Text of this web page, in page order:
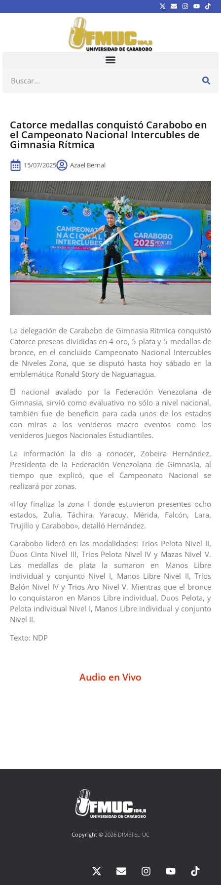
Catorce medallas conquistó Carabobo en
el Campeonato Nacional Intercubles de
Gimnasia Rítmica
15/07/2025 Azael Bernal
La delegación de Carabobo de Gimnasia Rítmica conquistó
Catorce preseas divididas en 4 oro, 5 plata y 5 medallas de
bronce, en el concluido Campeonato Nacional Intercubles
de Niveles Zona, que se disputó hasta hoy sábado en la
emblemática Ronald Story de Naguanagua.
El nacional avalado por la Federación Venezolana de
Gimnasia, sirvió como evaluativo no sólo a nivel nacional,
también fue de beneficio para cada unos de los estados
con miras a los venideros macro eventos como los
venideros Juegos Nacionales Estudiantiles.
La información la dio a conocer, Zobeira Hernández,
Presidenta de la Federación Venezolana de Gimnasia, al
tiempo que explicó, que el Campeonato Nacional se
realizará por zonas.
«Hoy finaliza la zona I donde estuvieron presentes ocho
estados, Zulia, Táchira, Yaracuy, Mérida, Falcón, Lara,
Trujillo y Carabobo», detalló Hernández.
Carabobo lideró en las modalidades: Trios Pelota Nivel II,
Duos Cinta Nivel III, Tríos Pelota Nivel IV y Mazas Nivel V.
Las medallas de plata la sumaron en Manos Libre
individual y conjunto Nivel I, Manos Libre Nivel II, Trios
Balón Nivel IV y Trios Aro Nivel V. Mientras que el bronce
lo conquistaron en Manos Libre individual, Duos Pelota, y
Pelota individual Nivel I, Manos Libre individual y conjunto
Nivel II.
Texto: NDP
Audio en Vivo
Copyright © 2026 DIMETEL-UC